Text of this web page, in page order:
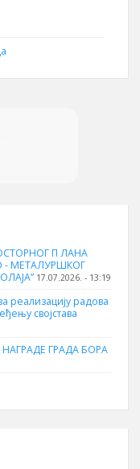
П ЛАНА
- МЕТАЛУРШКОГ
17.07.2026. - 13:19
реализацију радова
својстава
ГРАДА БОРА